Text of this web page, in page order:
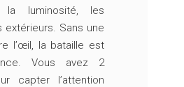
la luminosité, les
extérieurs. Sans une
l’œil, la bataille est
Vous avez 2
capter l’attention